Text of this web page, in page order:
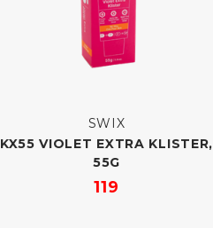
SWIX
KX55 VIOLET EXTRA KLISTER,
55G
119